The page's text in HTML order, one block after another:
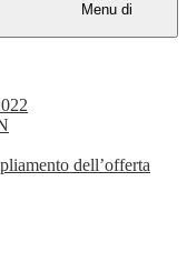
Menu di
dell’offerta